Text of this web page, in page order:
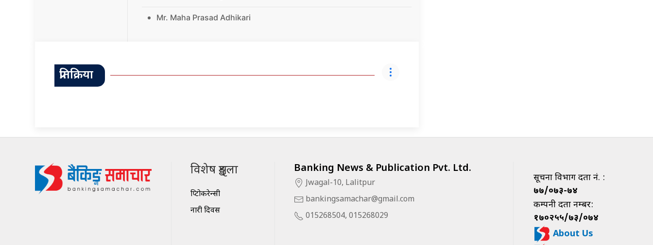
Mr. Maha Prasad Adhikari
प्रतिक्रिया
विशेष शृङ्खला
क्रिप्टोकरेन्सी
नारी दिवस
Banking News & Publication Pvt. Ltd.
Jwagal-10, Lalitpur
bankingsamachar@gmail.com
015268504, 015268029
सूचना विभाग दर्ता नं. :
७७/०७३-७४
कम्पनी दर्ता नम्बर:
१७०२५५/७३/०७४
About Us